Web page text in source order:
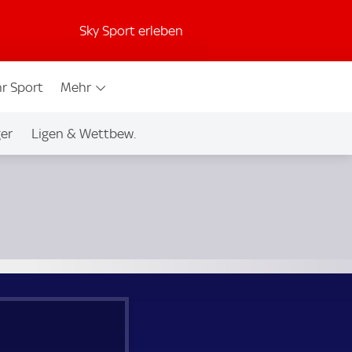
Sky Sport erleben
Sport Mehr
Ligen & Wettbew.